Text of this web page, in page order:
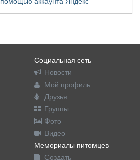
Социальная сеть
Новости
Мой профиль
Друзья
Группы
Фото
Видео
Мемориалы питомцев
Создать